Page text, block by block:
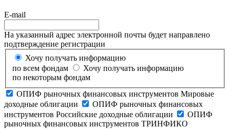
E-mail
На указанный адрес электронной почты будет направлено
подтверждение регистрации
Хочу получать информацию
по всем фондам
Хочу получать информацию
по некоторым фондам
ОПИФ рыночных финансовых инструментов Мировые
доходные облигации
ОПИФ рыночных финансовых
инструментов Российские доходные облигации
ОПИФ
рыночных финансовых инструментов ТРИНФИКО